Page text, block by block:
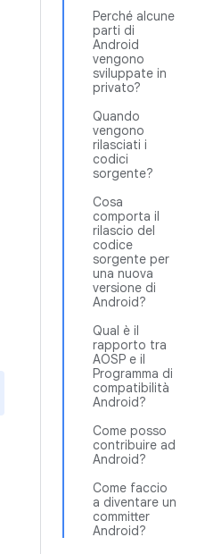
Perché alcune
parti di
Android
vengono
sviluppate in
privato?
Quando
vengono
rilasciati i
codici
sorgente?
Cosa
comporta il
rilascio del
codice
sorgente per
una nuova
versione di
Android?
Qual è il
rapporto tra
AOSP e il
Programma di
compatibilità
Android?
Come posso
contribuire ad
Android?
Come faccio
a diventare un
committer
Android?